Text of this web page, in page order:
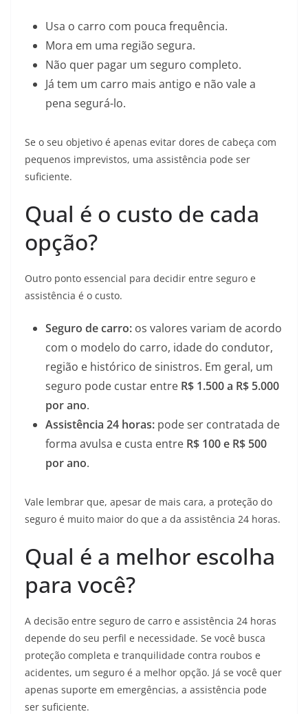
Usa o carro com pouca frequência.
Mora em uma região segura.
Não quer pagar um seguro completo.
Já tem um carro mais antigo e não vale a
pena segurá-lo.
Se o seu objetivo é apenas evitar dores de cabeça com
pequenos imprevistos, uma assistência pode ser
suficiente.
Qual é o custo de cada
opção?
Outro ponto essencial para decidir entre seguro e
assistência é o custo.
Seguro de carro: os valores variam de acordo
com o modelo do carro, idade do condutor,
região e histórico de sinistros. Em geral, um
seguro pode custar entre R$ 1.500 a R$ 5.000
por ano.
Assistência 24 horas: pode ser contratada de
forma avulsa e custa entre R$ 100 e R$ 500
por ano.
Vale lembrar que, apesar de mais cara, a proteção do
seguro é muito maior do que a da assistência 24 horas.
Qual é a melhor escolha
para você?
A decisão entre seguro de carro e assistência 24 horas
depende do seu perfil e necessidade. Se você busca
proteção completa e tranquilidade contra roubos e
acidentes, um seguro é a melhor opção. Já se você quer
apenas suporte em emergências, a assistência pode
ser suficiente.